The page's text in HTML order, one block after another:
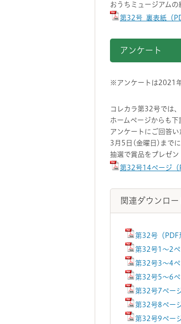
おうちミュージアムの
第32号_裏表紙（
アンケート
※アンケートは2021
コレカラ第32号では
ホームページからも下
アンケートにご回答い
3月5日(金曜日)まで
抽選で賞品をプレゼン
第32号14ページ（
関連ダウンロ
第32号（PDF
第32号1～2ペ
第32号3～4ペ
第32号5～6ペ
第32号7ペー
第32号8ペー
第32号9ペー